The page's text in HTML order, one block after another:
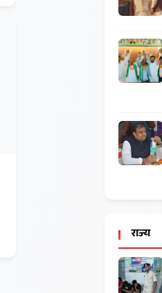
राज्य